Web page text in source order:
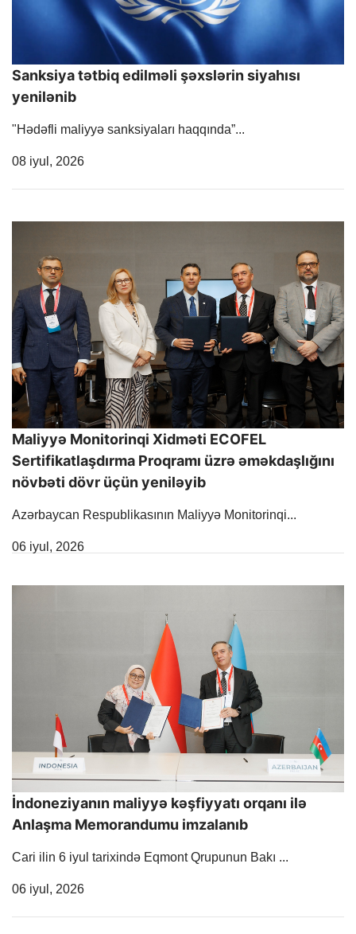
Sanksiya tətbiq edilməli şəxslərin siyahısı
yenilənib
"Hədəfli maliyyə sanksiyaları haqqında”...
Release Date
08 iyul, 2026
Maliyyə Monitorinqi Xidməti ECOFEL
Sertifikatlaşdırma Proqramı üzrə əməkdaşlığını
növbəti dövr üçün yeniləyib
Azərbaycan Respublikasının Maliyyə Monitorinqi...
Release Date
06 iyul, 2026
İndoneziyanın maliyyə kəşfiyyatı orqanı ilə
Anlaşma Memorandumu imzalanıb
Cari ilin 6 iyul tarixində Eqmont Qrupunun Bakı ...
Release Date
06 iyul, 2026